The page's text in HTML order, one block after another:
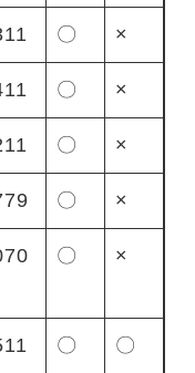
〇 ×
〇 ×
〇 ×
〇 ×
〇 ×
〇 〇